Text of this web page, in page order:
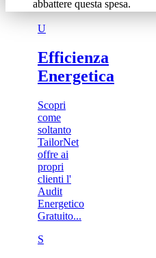
abbattere questa spesa.
Se ti abbiamo incuriosito,
ottenere ad investimento zero.
Maggiori Informazioni...
Vediamo il cliente come un
Ecco perchè, dalla nostra
specializzandoci in una
Scoprili adesso
Maggiori Informazioni...
U
Efficienza
Energetica
Scopri
come
soltanto
TailorNet
offre ai
propri
clienti l'
Audit
Energetico
Gratuito...
S